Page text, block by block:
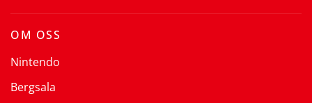
OM OSS
Nintendo
Bergsala